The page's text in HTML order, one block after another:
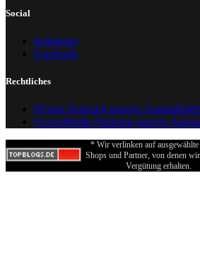
Social
Instagram
Facebook
Rechtliches
Private Nutzung unserer
Gewerbliche Nutzung unserer
* Wir verlinken auf
Shops und Partner, von denen
Vergütung erhalten.